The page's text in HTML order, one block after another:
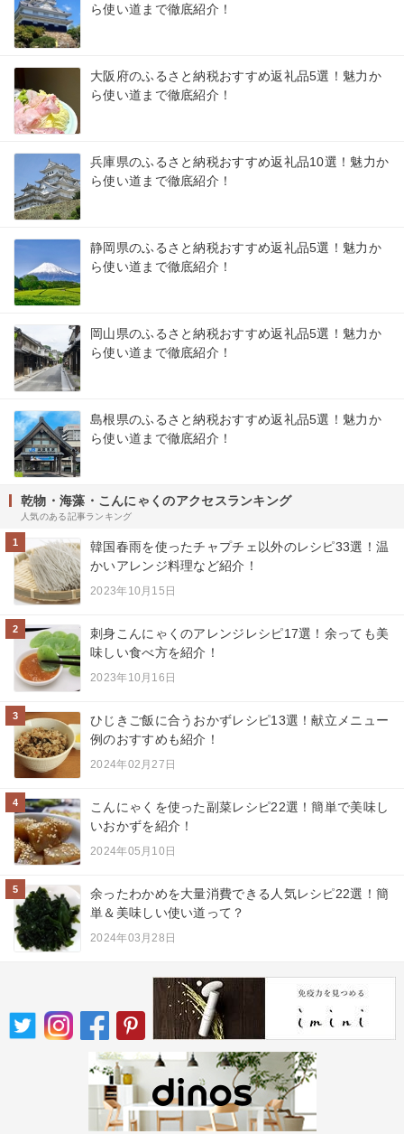
ら使い道まで徹底紹介！
大阪府のふるさと納税おすすめ返礼品5選！魅力か
ら使い道まで徹底紹介！
兵庫県のふるさと納税おすすめ返礼品10選！魅力か
ら使い道まで徹底紹介！
静岡県のふるさと納税おすすめ返礼品5選！魅力か
ら使い道まで徹底紹介！
岡山県のふるさと納税おすすめ返礼品5選！魅力か
ら使い道まで徹底紹介！
島根県のふるさと納税おすすめ返礼品5選！魅力か
ら使い道まで徹底紹介！
乾物・海藻・こんにゃくのアクセスランキング
人気のある記事ランキング
1
韓国春雨を使ったチャプチェ以外のレシピ33選！温
かいアレンジ料理など紹介！
2023年10月15日
2
刺身こんにゃくのアレンジレシピ17選！余っても美
味しい食べ方を紹介！
2023年10月16日
3
ひじきご飯に合うおかずレシピ13選！献立メニュー
例のおすすめも紹介！
2024年02月27日
4
こんにゃくを使った副菜レシピ22選！簡単で美味し
いおかずを紹介！
2024年05月10日
5
余ったわかめを大量消費できる人気レシピ22選！簡
単＆美味しい使い道って？
2024年03月28日